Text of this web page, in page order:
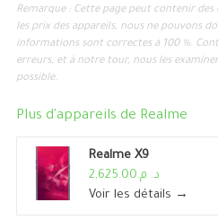
Remarque : Cette page peut contenir
les prix des appareils, nous ne pouvons
informations sont correctes à 100 %.
erreurs, et à notre tour, nous les
possible.
Plus d'appareils de Realme
Realme X9
د. م.2,625.00
Voir les détails →